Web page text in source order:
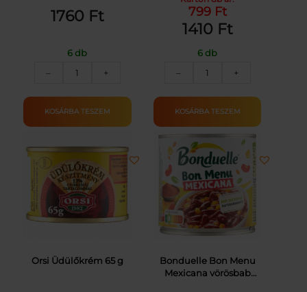
1760 Ft
6 db
–
RIO
TONHALPÁSTÉTOM
TUBUSBAN
+
KOSÁRBA TESZEM
799 Ft
1410 Ft
6 db
–
HÁZIAS
SERTÉSHÚSSAL
400G
+
KOSÁRBA TESZEM
Orsi Üdülőkrém 65 g
Bonduelle Bon Menu
Mexicana vörösbab